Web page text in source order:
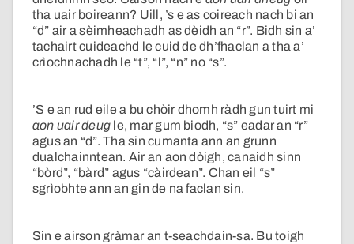
tha uair boireann? Uill, ’s e as coireach nach bi an
“d” air a sèimheachadh as dèidh an “r”. Bidh sin a’
tachairt cuideachd le cuid de dh’fhaclan a tha a’
crìochnachadh le “t”, “l”, “n” no “s”.
’S e an rud eile a bu chòir dhomh ràdh gun tuirt mi
aon uair deug le, mar gum biodh, “s” eadar an “r”
agus an “d”. Tha sin cumanta ann an grunn
dualchainntean. Air an aon dòigh, canaidh sinn
“bòrd”, “bàrd” agus “càirdean”. Chan eil “s”
sgrìobhte ann an gin de na faclan sin.
Sin e airson gràmar an t-seachdain-sa. Bu toigh